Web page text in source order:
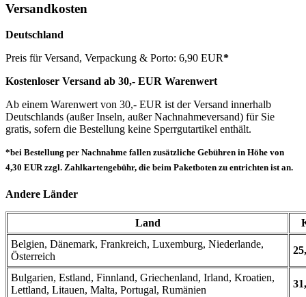
Versandkosten
Deutschland
Preis für Versand, Verpackung & Porto: 6,90 EUR*
Kostenloser Versand ab 30,- EUR Warenwert
Ab einem Warenwert von 30,- EUR ist der Versand innerhalb
Deutschlands (außer Inseln, außer Nachnahmeversand) für Sie
gratis, sofern die Bestellung keine Sperrgutartikel enthält.
*bei Bestellung per Nachnahme fallen zusätzliche Gebühren in Höhe von
4,30 EUR zzgl. Zahlkartengebühr, die beim Paketboten zu entrichten ist an.
Andere Länder
Land
Belgien, Dänemark, Frankreich, Luxemburg, Niederlande,
Österreich
Bulgarien, Estland, Finnland, Griechenland, Irland, Kroatien,
Lettland, Litauen, Malta, Portugal, Rumänien